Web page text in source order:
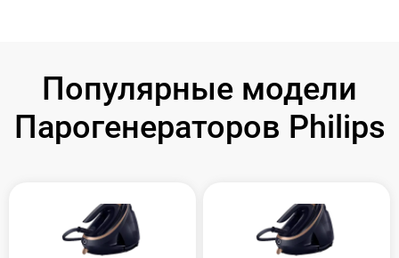
Популярные модели
Парогенераторов Philips